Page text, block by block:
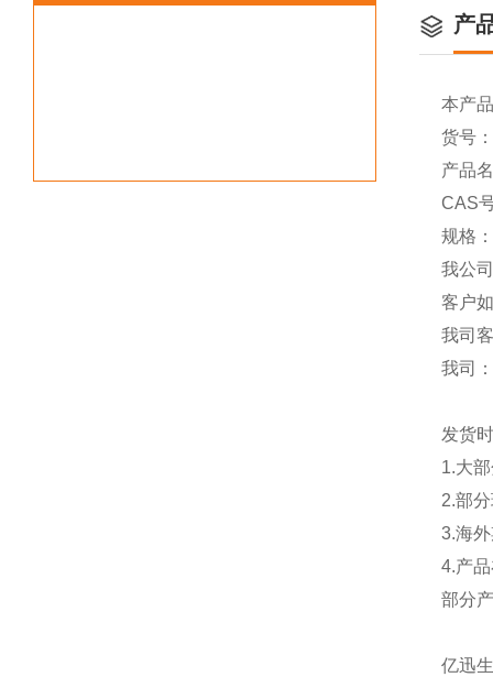
产
本产
货号
产品
CAS
规格
我公
客户
我司
我司
发货
1.大
2.部
3.海
4.产
部分
亿迅